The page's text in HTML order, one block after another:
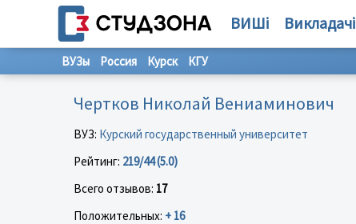
ВИШі Викладачі
ВУЗы Россия Курск КГУ
Чертков Николай Вениаминович
ВУЗ: Курский государственный университет
Рейтинг: 219/44 (5.0)
Всего отзывов: 17
Положительных: + 16